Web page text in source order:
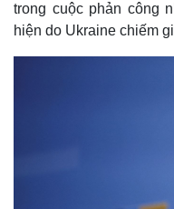
trong cuộc phản công
hiện do Ukraine chiếm